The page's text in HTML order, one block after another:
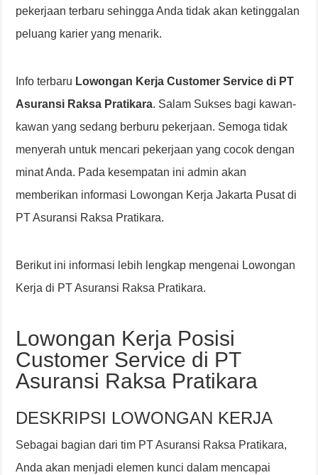
pekerjaan terbaru sehingga Anda tidak akan ketinggalan
peluang karier yang menarik.
Info terbaru Lowongan Kerja Customer Service di PT
Asuransi Raksa Pratikara. Salam Sukses bagi kawan-
kawan yang sedang berburu pekerjaan. Semoga tidak
menyerah untuk mencari pekerjaan yang cocok dengan
minat Anda. Pada kesempatan ini admin akan
memberikan informasi Lowongan Kerja Jakarta Pusat di
PT Asuransi Raksa Pratikara.
Berikut ini informasi lebih lengkap mengenai Lowongan
Kerja di PT Asuransi Raksa Pratikara.
Lowongan Kerja Posisi
Customer Service di PT
Asuransi Raksa Pratikara
DESKRIPSI LOWONGAN KERJA
Sebagai bagian dari tim PT Asuransi Raksa Pratikara,
Anda akan menjadi elemen kunci dalam mencapai